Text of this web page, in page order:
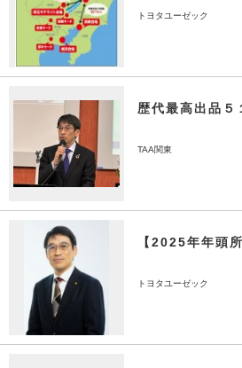
トヨタユーゼック
歴代最高出品５
TAA関東
【2025年年頭
トヨタユーゼック